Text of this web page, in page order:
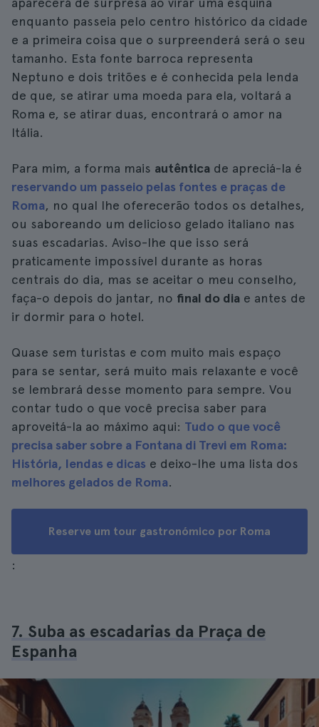
enquanto passeia pelo centro histórico da cidade
e a primeira coisa que o surpreenderá será o seu
tamanho. Esta fonte barroca representa
Neptuno e dois tritões e é conhecida pela lenda
de que, se atirar uma moeda para ela, voltará a
Roma e, se atirar duas, encontrará o amor na
Itália.
Para mim, a forma mais autêntica de apreciá-la é
reservando um passeio pelas fontes e praças de
Roma, no qual lhe oferecerão todos os detalhes,
ou saboreando um delicioso gelado italiano nas
suas escadarias. Aviso-lhe que isso será
praticamente impossível durante as horas
centrais do dia, mas se aceitar o meu conselho,
faça-o depois do jantar, no final do dia e antes de
ir dormir para o hotel.
Quase sem turistas e com muito mais espaço
para se sentar, será muito mais relaxante e você
se lembrará desse momento para sempre. Vou
contar tudo o que você precisa saber para
aproveitá-la ao máximo aqui: Tudo o que você
precisa saber sobre a Fontana di Trevi em Roma:
História, lendas e dicas e deixo-lhe uma lista dos
melhores gelados de Roma.
Reserve um tour gastronómico por Roma
:
7. Suba as escadarias da Praça de
Espanha